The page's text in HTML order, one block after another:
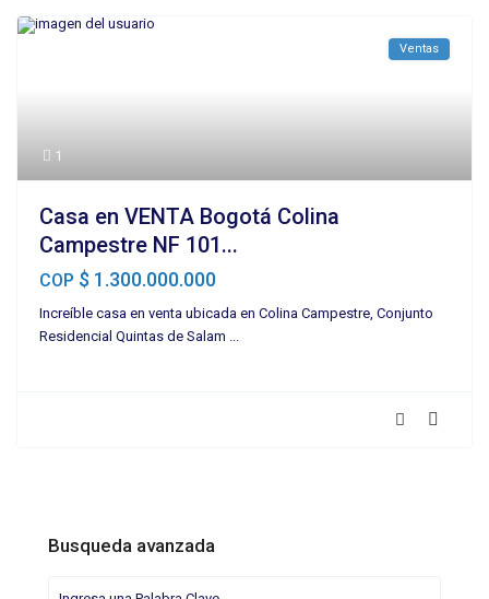
1
Ventas
Casa en VENTA Bogotá Colina
Campestre NF 101...
COP $ 1.300.000.000
Increíble casa en venta ubicada en Colina Campestre, Conjunto
Residencial Quintas de Salam ...
Busqueda avanzada